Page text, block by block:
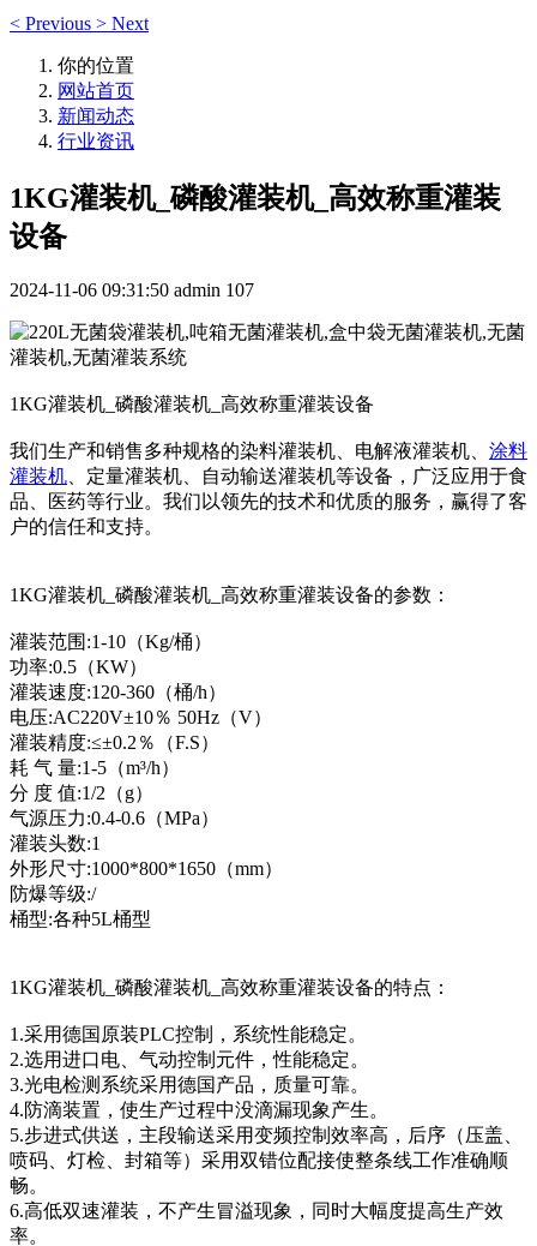
< Previous > Next
你的位置
网站首页
新闻动态
行业资讯
1KG灌装机_磷酸灌装机_高效称重灌装
设备
2024-11-06 09:31:50 admin 107
1KG灌装机_磷酸灌装机_高效称重灌装设备
我们生产和销售多种规格的染料灌装机、电解液灌装机、 涂料
灌装机 、定量灌装机、自动输送灌装机等设备，广泛应用于食
品、医药等行业。我们以领先的技术和优质的服务，赢得了客
户的信任和支持。
1KG灌装机_磷酸灌装机_高效称重灌装设备的参数：
灌装范围:1-10（Kg/桶）
功率:0.5（KW）
灌装速度:120-360（桶/h）
电压:AC220V±10％ 50Hz（V）
灌装精度:≤±0.2％（F.S）
耗 气 量:1-5（m³/h）
分 度 值:1/2（g）
气源压力:0.4-0.6（MPa）
灌装头数:1
外形尺寸:1000*800*1650（mm）
防爆等级:/
桶型:各种5L桶型
1KG灌装机_磷酸灌装机_高效称重灌装设备的特点：
1.采用德国原装PLC控制，系统性能稳定。
2.选用进口电、气动控制元件，性能稳定。
3.光电检测系统采用德国产品，质量可靠。
4.防滴装置，使生产过程中没滴漏现象产生。
5.步进式供送，主段输送采用变频控制效率高，后序（压盖、
喷码、灯检、封箱等）采用双错位配接使整条线工作准确顺
畅。
6.高低双速灌装，不产生冒溢现象，同时大幅度提高生产效
率。